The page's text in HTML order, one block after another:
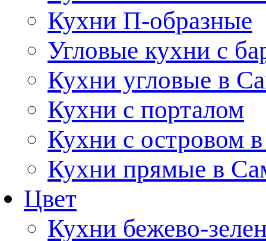
Кухни П-образные
Угловые кухни с
Кухни угловые в
Кухни с порталом
Кухни с островом
Кухни прямые в
Цвет
Кухни бежево-